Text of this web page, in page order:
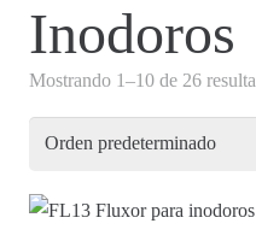
Inodoros
Mostrando 1–10 de 26